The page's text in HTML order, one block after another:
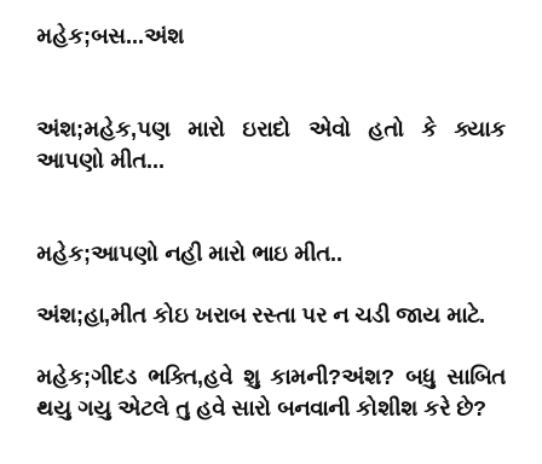
મહેક;બસ...અંશ
અંશ;મહેક,પણ મારો ઇરાદો એવો હતો કે ક્યાક
આપણો મીત...
મહેક;આપણો નહી મારો ભાઇ મીત..
અંશ;હા,મીત કોઇ ખરાબ રસ્તા પર ન ચડી જાય માટે.
મહેક;ગીદડ ભક્તિ,હવે શુ કામની?અંશ? બધુ સાબિત
થયુ ગયુ એટલે તુ હવે સારો બનવાની કોશીશ કરે છે?